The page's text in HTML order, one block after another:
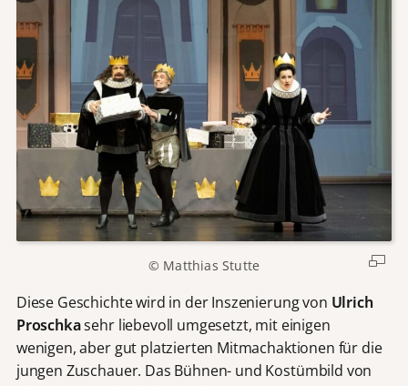
© Matthias Stutte
Diese Geschichte wird in der Inszenierung von Ulrich
Proschkasehr liebevoll umgesetzt, mit einigen
wenigen, aber gut platzierten Mitmachaktionen für die
jungen Zuschauer. Das Bühnen- und Kostümbild von